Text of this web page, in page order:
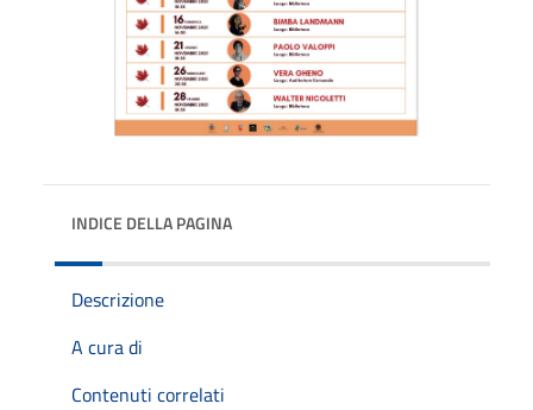
INDICE DELLA PAGINA
Descrizione
A cura di
Contenuti correlati